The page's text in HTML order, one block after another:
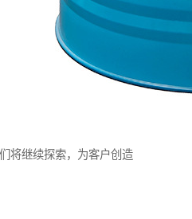
将继续探索，为客户创造